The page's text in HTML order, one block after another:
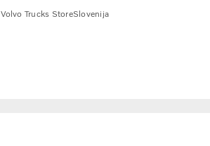
Volvo Trucks StoreSlovenija